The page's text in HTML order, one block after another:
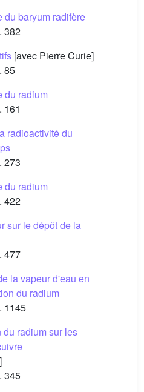
du baryum radifère
382
[avec Pierre Curie]
85
du radium
161
radioactivité du
273
du radium
422
sur le dépôt de la
477
la vapeur d'eau en
du radium
1145
radium sur les
345